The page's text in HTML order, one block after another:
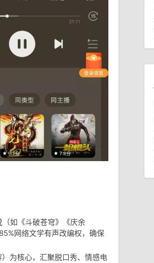
如《斗破苍穹》《庆余
网络文学有声改编权，确保
为核心，汇聚脱口秀、情感电